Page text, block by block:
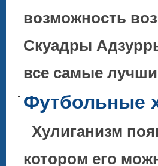
возможность
Скуадры
все самые
Футбольные
Хулиганизм
котором его